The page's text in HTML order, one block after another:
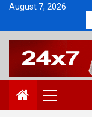
Skip
content
August 7, 2026
Primary
Menu